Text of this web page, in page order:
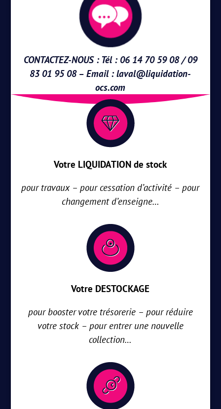
CONTACTEZ-NOUS : Tél : 06 14 70 59 08 / 09
83 01 95 08 – Email :laval@liquidation-
ocs.com
Votre LIQUIDATION de stock
pour travaux – pour cessation d’activité – pour
changement d’enseigne…
Votre DESTOCKAGE
pour booster votre trésorerie – pour réduire
votre stock – pour entrer une nouvelle
collection…